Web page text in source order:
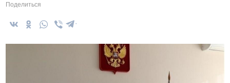
Поделиться